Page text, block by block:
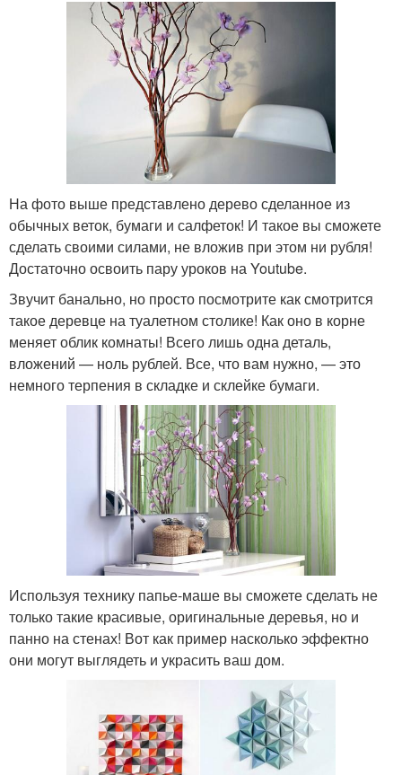
На фото выше представлено дерево сделанное из
обычных веток, бумаги и салфеток! И такое вы сможете
сделать своими силами, не вложив при этом ни рубля!
Достаточно освоить пару уроков на Youtube.
Звучит банально, но просто посмотрите как смотрится
такое деревце на туалетном столике! Как оно в корне
меняет облик комнаты! Всего лишь одна деталь,
вложений — ноль рублей. Все, что вам нужно, — это
немного терпения в складке и склейке бумаги.
Используя технику папье-маше вы сможете сделать не
только такие красивые, оригинальные деревья, но и
панно на стенах! Вот как пример насколько эффектно
они могут выглядеть и украсить ваш дом.